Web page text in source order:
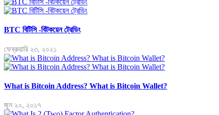
BTC বিটিসি -বিটকয়েন ট্রেডিং
ফেব্রুয়ারি ২৩, ২০২১
What is Bitcoin Address? What is Bitcoin Wallet?
জুন ২০, ২০১৭